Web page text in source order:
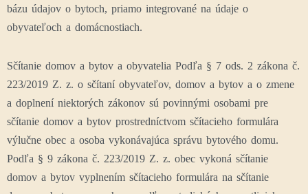
bázu údajov o bytoch, priamo integrované na údaje o
obyvateľoch a domácnostiach.
Sčítanie domov a bytov a obyvatelia Podľa § 7 ods. 2 zákona č.
223/2019 Z. z. o sčítaní obyvateľov, domov a bytov a o zmene
a doplnení niektorých zákonov sú povinnými osobami pre
sčítanie domov a bytov prostredníctvom sčítacieho formulára
výlučne obec a osoba vykonávajúca správu bytového domu.
Podľa § 9 zákona č. 223/2019 Z. z. obec vykoná sčítanie
domov a bytov vyplnením sčítacieho formulára na sčítanie